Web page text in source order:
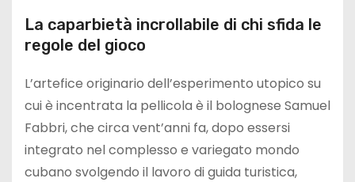
La caparbietà incrollabile di chi sfida le
regole del gioco
L’artefice originario dell’esperimento utopico su
cui è incentrata la pellicola è il bolognese Samuel
Fabbri, che circa vent’anni fa, dopo essersi
integrato nel complesso e variegato mondo
cubano svolgendo il lavoro di guida turistica,